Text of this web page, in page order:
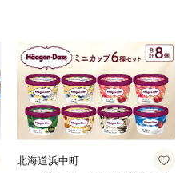
北海道浜中町